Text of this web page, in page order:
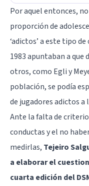
Por aquel entonces,
proporción de
‘adictos’ a este tipo
1983 apuntaban a que
otros, como Egli y
población, se podía
de jugadores adictos a
Ante la falta de
conductas y el no
medirlas, Tejeiro
a elaborar el
cuarta edición del